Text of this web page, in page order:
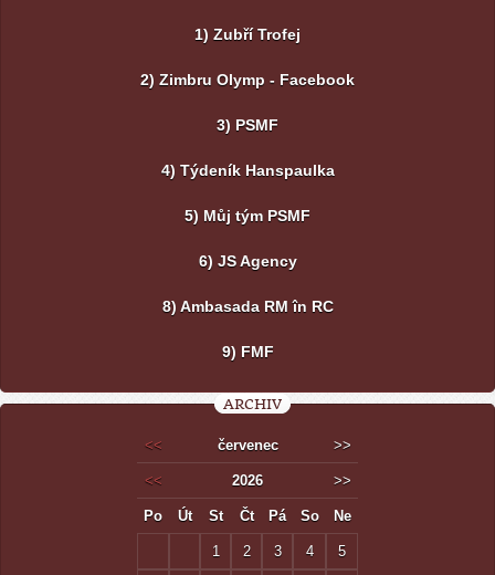
1) Zubří Trofej
2) Zimbru Olymp - Facebook
3) PSMF
4) Týdeník Hanspaulka
5) Můj tým PSMF
6) JS Agency
8) Ambasada RM în RC
9) FMF
ARCHIV
<< červenec >>
<< 2026 >>
Po Út St Čt Pá So Ne
1 2 3 4 5